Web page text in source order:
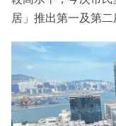
居」推出第一及第